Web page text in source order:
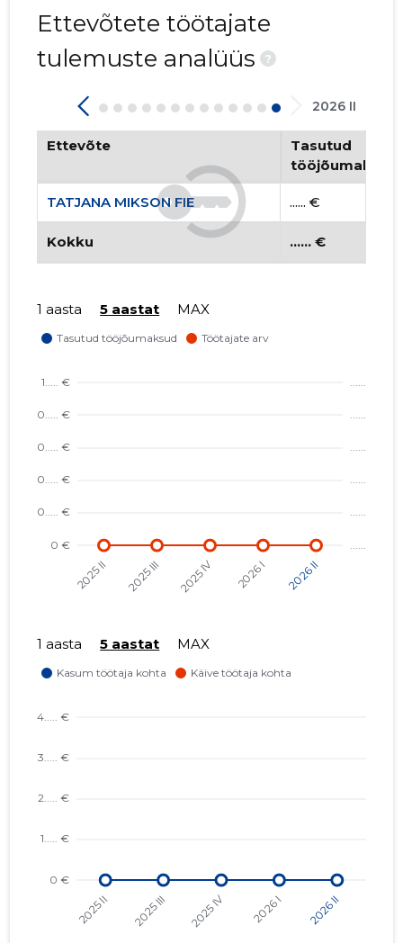
Ettevõtete töötajate
tulemuste analüüs
?
2026 II
Ettevõte
Tasutud
tööjõumaksud
TATJANA MIKSON FIE ...... €
Kokku ...... €
1 aasta 5 aastat MAX
1 aasta 5 aastat MAX